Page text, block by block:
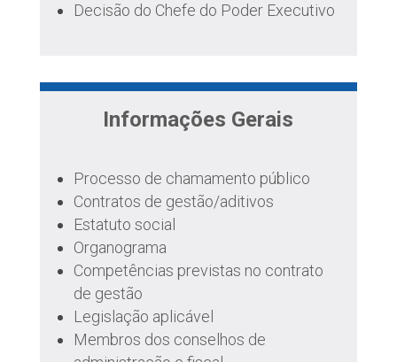
Decisão do Chefe do Poder Executivo
Informações Gerais
Processo de chamamento público
Contratos de gestão/aditivos
Estatuto social
Organograma
Competências previstas no contrato
de gestão
Legislação aplicável
Membros dos conselhos de